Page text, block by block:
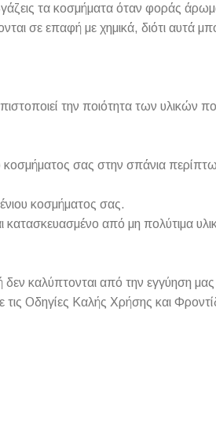
τα κοσμήματα όταν φοράς
σε επαφή με χημικά, διότι αυτά
την ποιότητα των υλικών
σας στην σπάνια
κοσμήματος σας.
από μη πολύτιμα
από την εγγύηση μας
τις Οδηγίες Καλής Χρήσης και